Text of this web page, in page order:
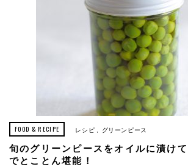
FOOD & RECIPE レシピ グリーンピース
旬のグリーンピースをオイルに漬け
でとことん堪能！